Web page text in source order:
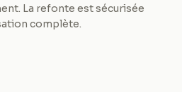
La refonte est sécurisée
complète.